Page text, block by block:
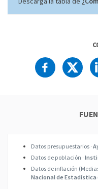
Datos presupuestarios ·
Datos de población ·
Datos de inflación
Nacional de Estadística